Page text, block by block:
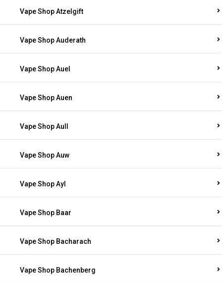
Vape Shop Atzelgift
Vape Shop Auderath
Vape Shop Auel
Vape Shop Auen
Vape Shop Aull
Vape Shop Auw
Vape Shop Ayl
Vape Shop Baar
Vape Shop Bacharach
Vape Shop Bachenberg